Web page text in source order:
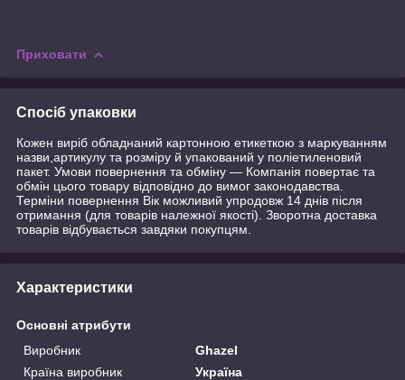
Приховати
Спосіб упаковки
Кожен виріб обладнаний картонною етикеткою з маркуванням
назви,артикулу та розміру й упакований у поліетиленовий
пакет. Умови повернення та обміну — Компанія повертає та
обмін цього товару відповідно до вимог законодавства.
Терміни повернення Вік можливий упродовж 14 днів після
отримання (для товарів належної якості). Зворотна доставка
товарів відбувається завдяки покупцям.
Характеристики
Основні атрибути
Виробник
Ghazel
Країна виробник
Україна